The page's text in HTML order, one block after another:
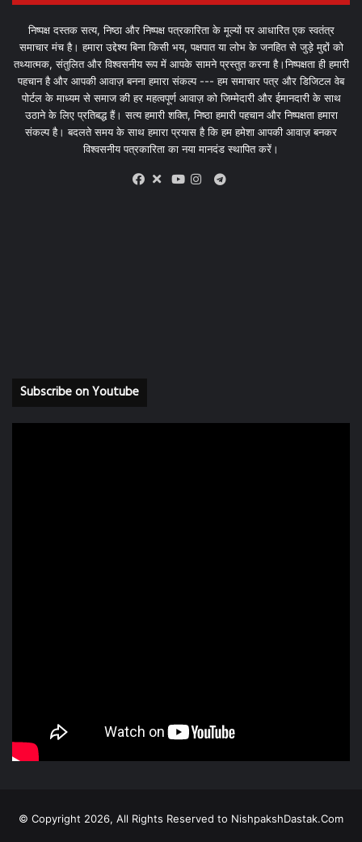
निष्पक्ष दस्तक सत्य, निष्ठा और निष्पक्ष पत्रकारिता के मूल्यों पर आधारित एक स्वतंत्र
समाचार मंच है। हमारा उद्देश्य बिना किसी भय, पक्षपात या लोभ के जनहित से जुड़े मुद्दों को
तथ्यात्मक, संतुलित और विश्वसनीय रूप में आपके सामने प्रस्तुत करना है।निष्पक्षता ही हमारी
पहचान है और आपकी आवाज़ बनना हमारा संकल्प --- हम समाचार पत्र और डिजिटल वेब
पोर्टल के माध्यम से समाज की हर महत्वपूर्ण आवाज़ को जिम्मेदारी और ईमानदारी के साथ
उठाने के लिए प्रतिबद्ध हैं। सत्य हमारी शक्ति, निष्ठा हमारी पहचान और निष्पक्षता हमारा
संकल्प है। बदलते समय के साथ हमारा प्रयास है कि हम हमेशा आपकी आवाज़ बनकर
विश्वसनीय पत्रकारिता का नया मानदंड स्थापित करें।
X
Telegram
Subscribe on Youtube
© Copyright 2026, All Rights Reserved to NishpakshDastak.Com